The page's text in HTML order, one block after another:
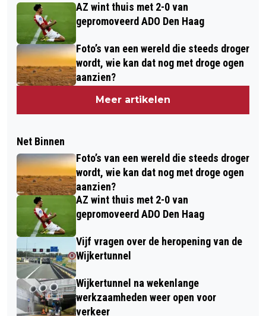
AZ wint thuis met 2-0 van
gepromoveerd ADO Den Haag
Foto’s van een wereld die steeds droger
wordt, wie kan dat nog met droge ogen
aanzien?
Meer artikelen
Net Binnen
Foto’s van een wereld die steeds droger
wordt, wie kan dat nog met droge ogen
aanzien?
AZ wint thuis met 2-0 van
gepromoveerd ADO Den Haag
Vijf vragen over de heropening van de
Wijkertunnel
Wijkertunnel na wekenlange
werkzaamheden weer open voor
verkeer